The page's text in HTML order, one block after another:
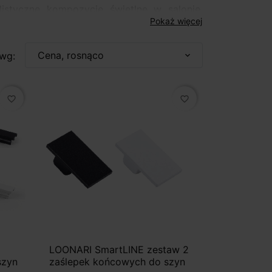
komercyjnej. Dzięki zasilaniu 48V
Pokaż więcej
Cena, rosnąco expand_more
favorite_border favorite_border
LOONARI SmartLINE zestaw 2
zaślepek końcowych do szyn